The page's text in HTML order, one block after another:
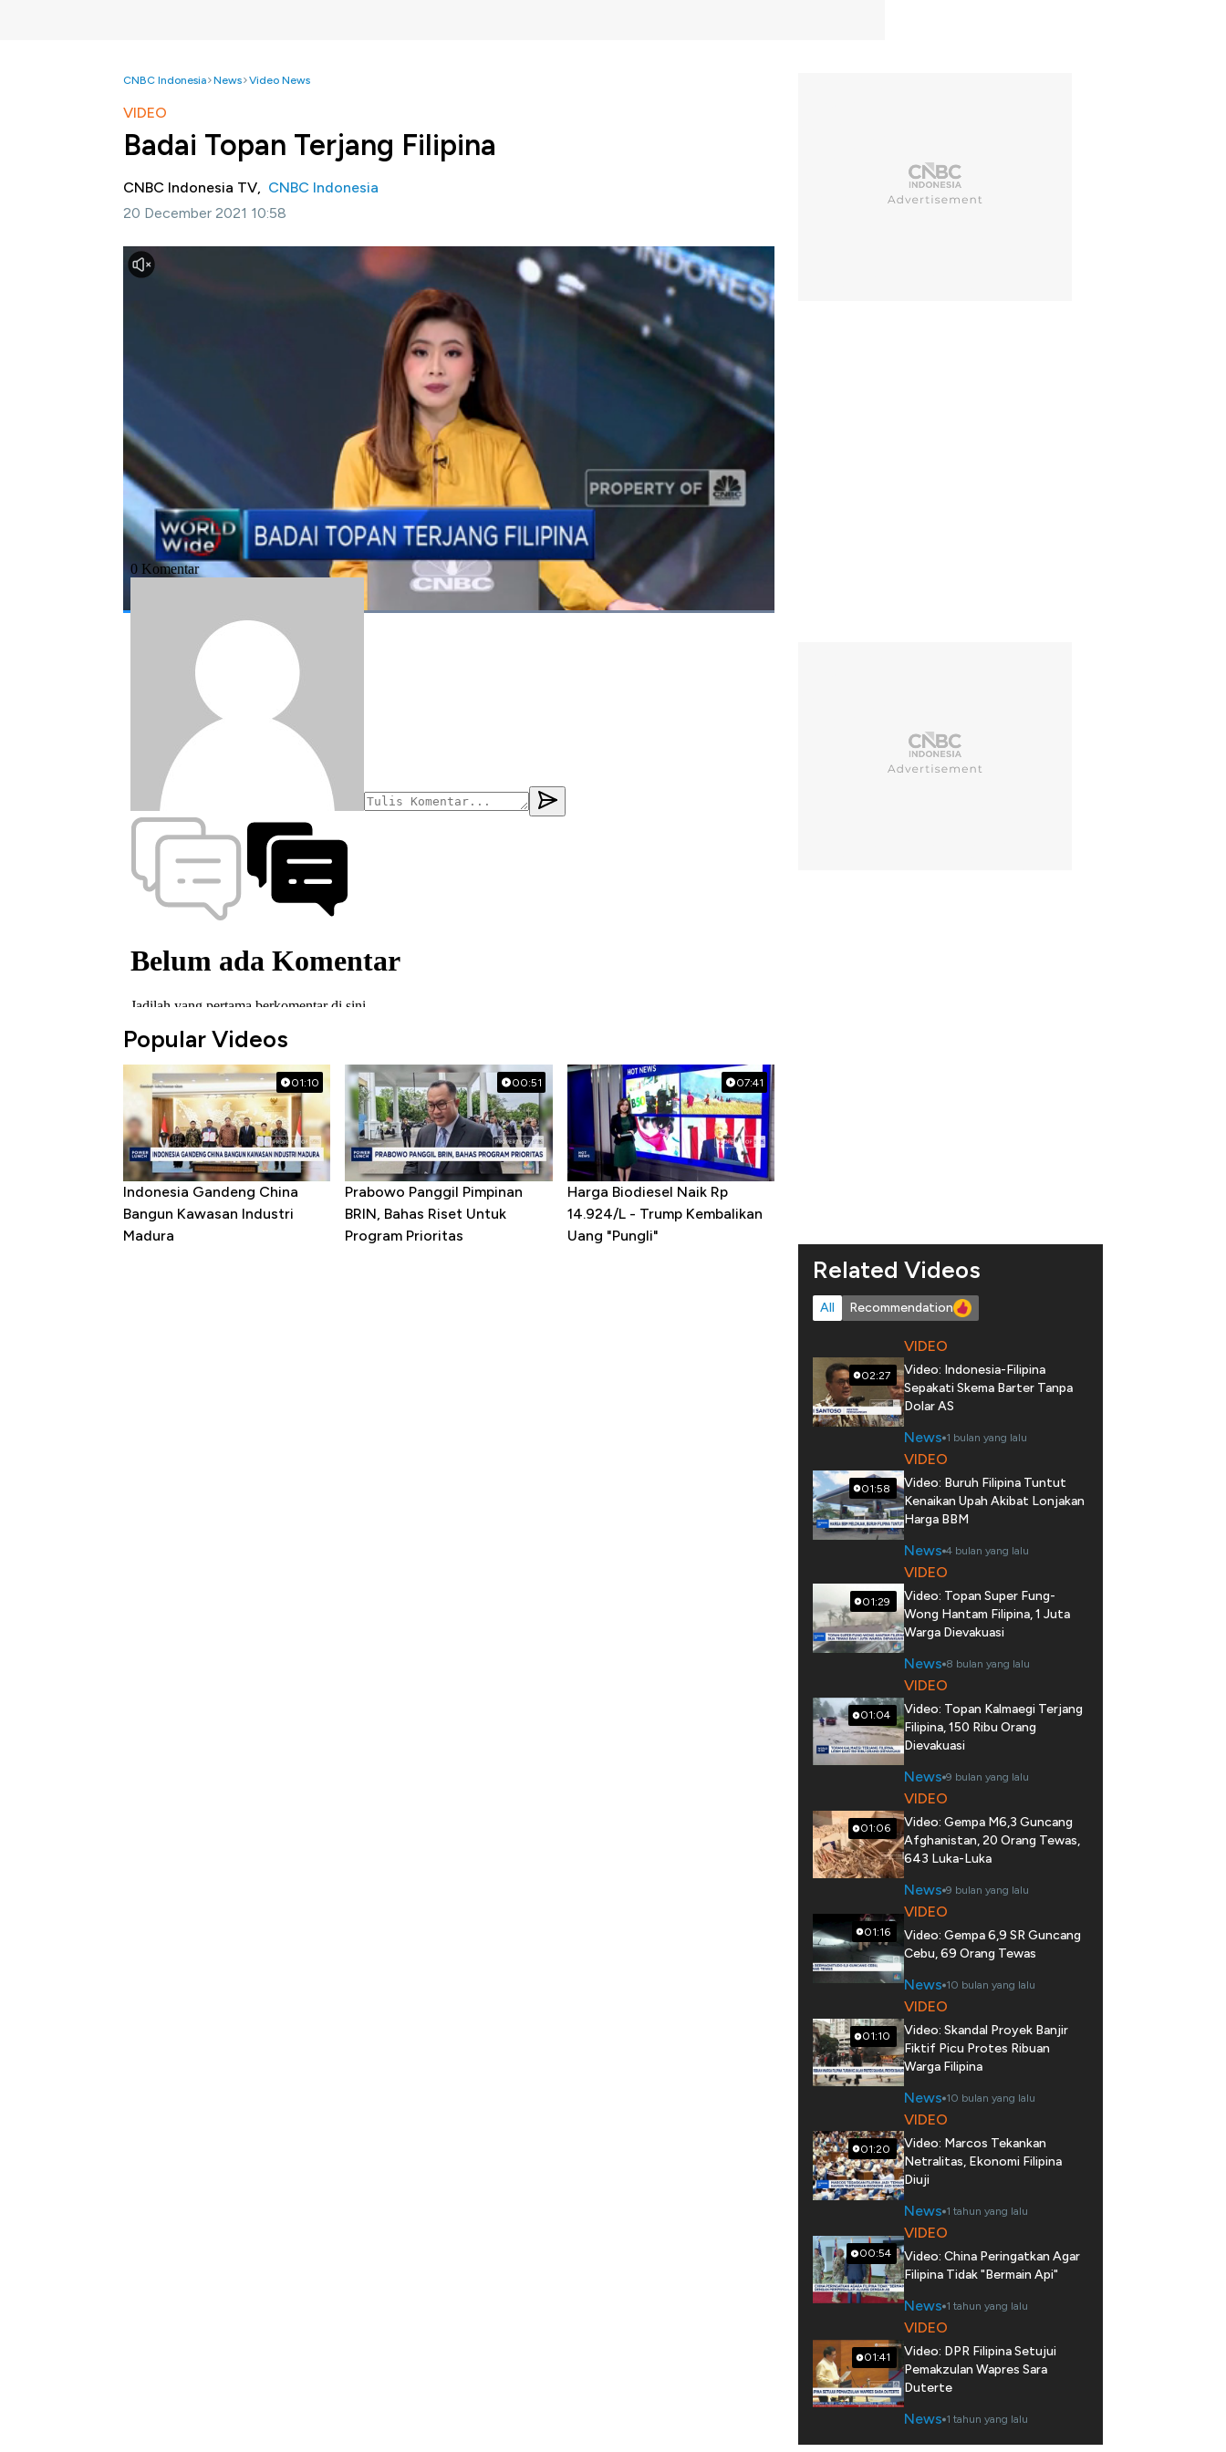
CNBC Indonesia News Video News
VIDEO
Badai Topan Terjang Filipina
CNBC Indonesia TV, CNBC Indonesia
20 December 2021 10:58
Jakarta, CNBC Indonesia -
Badai topan menerjang Filipina. Setidaknya 75 orang meninggal dalam
bencana alam ini.
Simak informasi selengkapnya di program Squawk Box CNBC Indonesia (Senin, 20/12/2021) berikut
#filipina #badai #topan
Popular Videos
01:10
Indonesia Gandeng China
Bangun Kawasan Industri
Madura
00:51
Prabowo Panggil Pimpinan
BRIN, Bahas Riset Untuk
Program Prioritas
07:41
Harga Biodiesel Naik Rp
14.924/L - Trump Kembalikan
Uang "Pungli"
Related Videos
All Recommendation
02:27
VIDEO
Video: Indonesia-Filipina
Sepakati Skema Barter Tanpa
Dolar AS
News 1 bulan yang lalu
01:58
VIDEO
Video: Buruh Filipina Tuntut
Kenaikan Upah Akibat Lonjakan
Harga BBM
News 4 bulan yang lalu
01:29
VIDEO
Video: Topan Super Fung-
Wong Hantam Filipina, 1 Juta
Warga Dievakuasi
News 8 bulan yang lalu
01:04
VIDEO
Video: Topan Kalmaegi Terjang
Filipina, 150 Ribu Orang
Dievakuasi
News 9 bulan yang lalu
01:06
VIDEO
Video: Gempa M6,3 Guncang
Afghanistan, 20 Orang Tewas,
643 Luka-Luka
News 9 bulan yang lalu
01:16
VIDEO
Video: Gempa 6,9 SR Guncang
Cebu, 69 Orang Tewas
News 10 bulan yang lalu
01:10
VIDEO
Video: Skandal Proyek Banjir
Fiktif Picu Protes Ribuan
Warga Filipina
News 10 bulan yang lalu
01:20
VIDEO
Video: Marcos Tekankan
Netralitas, Ekonomi Filipina
Diuji
News 1 tahun yang lalu
00:54
VIDEO
Video: China Peringatkan Agar
Filipina Tidak "Bermain Api"
News 1 tahun yang lalu
01:41
VIDEO
Video: DPR Filipina Setujui
Pemakzulan Wapres Sara
Duterte
News 1 tahun yang lalu